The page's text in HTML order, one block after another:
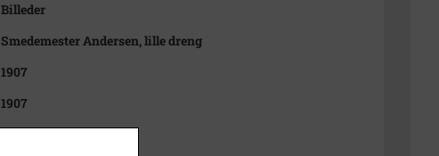
Billeder
Smedemester Andersen, lille dreng
1907
1907
Chr. Reinau